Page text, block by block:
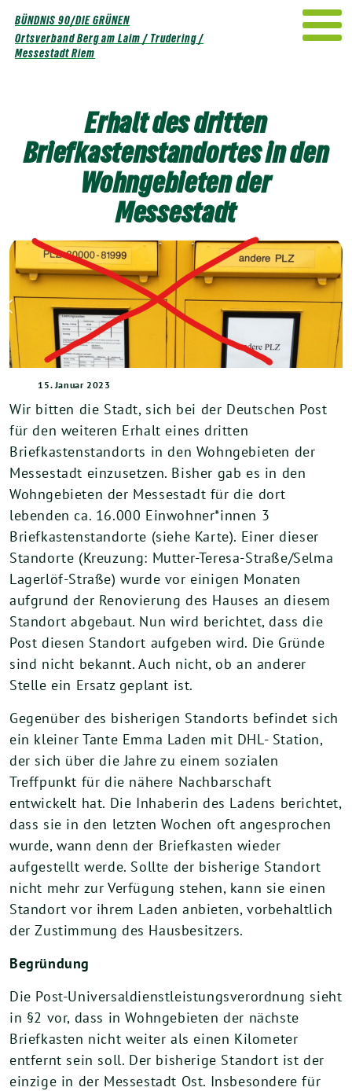
Weiter
zum
Inhalt
BÜNDNIS 90/DIE GRÜNEN
Ortsverband Berg am Laim / Trudering /
Messestadt Riem
Erhalt des dritten
Briefkastenstandortes in den
Wohngebieten der
Messestadt
15. Januar 2023
Wir bitten die Stadt, sich bei der Deutschen Post
für den weiteren Erhalt eines dritten
Briefkastenstandorts in den Wohngebieten der
Messestadt einzusetzen. Bisher gab es in den
Wohngebieten der Messestadt für die dort
lebenden ca. 16.000 Einwohner*innen 3
Briefkastenstandorte (siehe Karte). Einer dieser
Standorte (Kreuzung: Mutter-Teresa-Straße/Selma
Lagerlöf-Straße) wurde vor einigen Monaten
aufgrund der Renovierung des Hauses an diesem
Standort abgebaut. Nun wird berichtet, dass die
Post diesen Standort aufgeben wird. Die Gründe
sind nicht bekannt. Auch nicht, ob an anderer
Stelle ein Ersatz geplant ist.
Gegenüber des bisherigen Standorts befindet sich
ein kleiner Tante Emma Laden mit DHL- Station,
der sich über die Jahre zu einem sozialen
Treffpunkt für die nähere Nachbarschaft
entwickelt hat. Die Inhaberin des Ladens berichtet,
dass sie in den letzten Wochen oft angesprochen
wurde, wann denn der Briefkasten wieder
aufgestellt werde. Sollte der bisherige Standort
nicht mehr zur Verfügung stehen, kann sie einen
Standort vor ihrem Laden anbieten, vorbehaltlich
der Zustimmung des Hausbesitzers.
Begründung
Die Post-Universaldienstleistungsverordnung sieht
in §2 vor, dass in Wohngebieten der nächste
Briefkasten nicht weiter als einen Kilometer
entfernt sein soll. Der bisherige Standort ist der
einzige in der Messestadt Ost. Insbesondere für